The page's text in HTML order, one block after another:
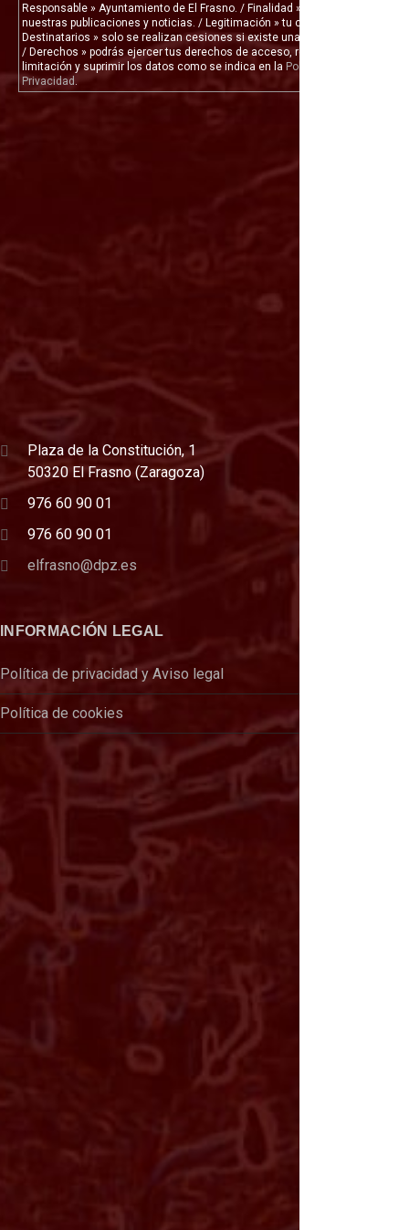
Responsable » Ayuntamiento de El Frasno. / Finalidad » enviarte
nuestras publicaciones y noticias. / Legitimación » tu consentimiento. /
Destinatarios » solo se realizan cesiones si existe una obligación legal.
/ Derechos » podrás ejercer tus derechos de acceso, rectificación,
limitación y suprimir los datos como se indica en la Política de
Privacidad .
Plaza de la Constitución, 1
50320 El Frasno (Zaragoza)
976 60 90 01
976 60 90 01
elfrasno@dpz.es
INFORMACIÓN LEGAL
Política de privacidad y Aviso legal
Política de cookies